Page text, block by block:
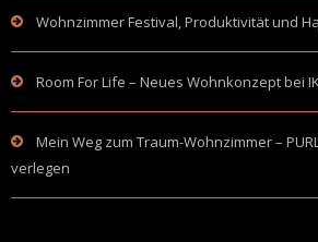
Wohnzimmer Festival, Produktivität und
Room For Life – Neues Wohnkonzept bei
Mein Weg zum Traum-Wohnzimmer –
verlegen